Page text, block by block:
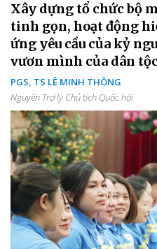
Xây dựng tổ chức bộ
tinh gọn, hoạt động
ứng yêu cầu của kỷ
vươn mình của dân
PGS, TS LÊ MINH THÔNG
Nguyên Trợ lý Chủ tịch Quốc hội